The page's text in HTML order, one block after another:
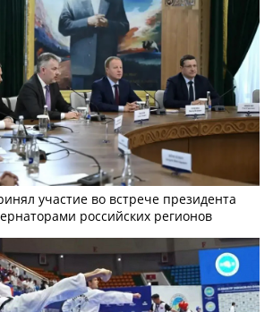
участие во встрече президента
российских регионов